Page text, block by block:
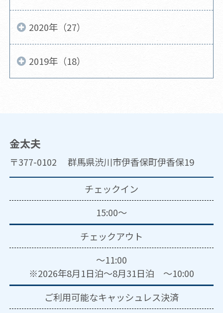
2020年（27）
2019年（18）
金太夫
〒377-0102 群馬県渋川市伊香保町伊香保19
チェックイン
15:00～
チェックアウト
～11:00
※2026年8月1日泊～8月31日泊 ～10:00
ご利用可能なキャッシュレス決済